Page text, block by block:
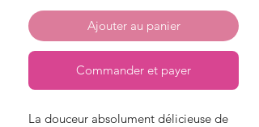
Ajouter au panier
Commander et payer
La douceur absolument délicieuse de